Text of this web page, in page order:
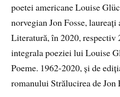
poetei americane Louise
norvegian Jon Fosse,
Literatură, în 2020, respectiv
integrala poeziei lui Louise
Poeme. 1962-2020, și de
romanului Strălucirea de